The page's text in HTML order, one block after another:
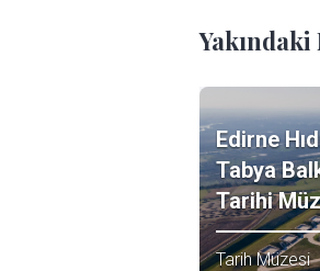
Edirne
Tabya
Tarihi
Tarih Müzesi